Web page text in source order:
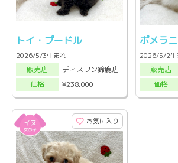
トイ・プードル
2026/5/3生まれ
販売店
ディスワン鈴鹿店
価格
¥238,000
ポメラ
2026/5/2生
販売店
価格
お気に入り